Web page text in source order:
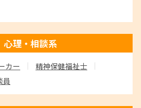
心理・相談系
カー
精神保健福祉士
員